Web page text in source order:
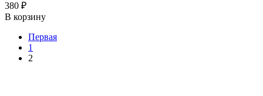
380 ₽
В корзину
Первая
1
2